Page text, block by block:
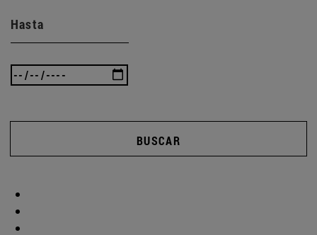
Hasta
BUSCAR